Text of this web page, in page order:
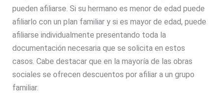
pueden afiliarse. Si su hermano es menor de edad puede
afiliarlo con un plan familiar y si es mayor de edad, puede
afiliarse individualmente presentando toda la
documentación necesaria que se solicita en estos
casos. Cabe destacar que en la mayoría de las obras
sociales se ofrecen descuentos por afiliar a un grupo
familiar.